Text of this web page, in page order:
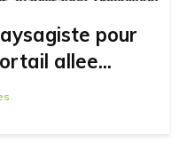
pour
allee...